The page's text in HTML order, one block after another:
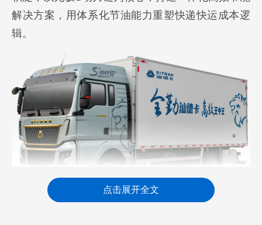
解决方案，用体系化节油能力重塑快递快运成本逻
辑。
点击展开全文